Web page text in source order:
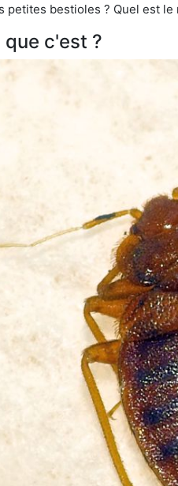
petites bestioles ? Quel est
que c'est ?